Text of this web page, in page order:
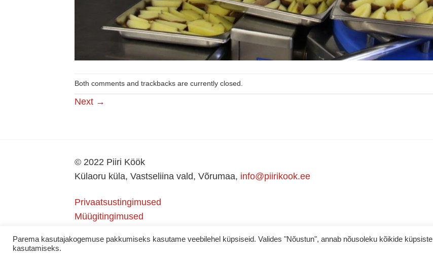
Both comments and trackbacks are currently closed.
Next →
© 2022 Piiri Köök
Külaoru küla, Vastseliina vald, Võrumaa, info@piirikook.ee
Privaatsustingimused
Müügitingimused
Parema kasutajakogemuse pakkumiseks kasutame veebilehel küpsiseid. Valides "Nõustun", annab nõusoleku kõikide küpsiste
kasutamiseks.